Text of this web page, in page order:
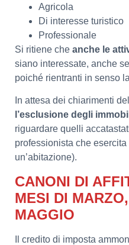
Agricola
Di interesse turistico
Professionale
Si ritiene che anche le
siano interessate, anche
poiché rientranti in senso
In attesa dei chiarimenti
l’esclusione degli
riguardare quelli
professionista che
un’abitazione).
CANONI DI
MESI DI
MAGGIO
Il credito di imposta